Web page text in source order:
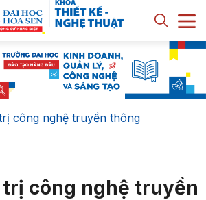
công nghệ truyền thông
trị công nghệ truyền